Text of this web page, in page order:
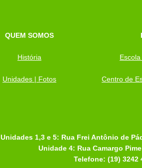
QUEM SOMOS
História
Unidades | Fotos Centro de
Unidades 1,3 e 5: Rua Frei Antônio de
Unidade 4: Rua Camargo
Telefone: (19) 3242